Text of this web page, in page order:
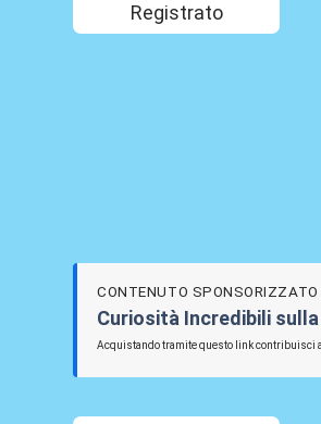
Registrato
CONTENUTO SPONSORIZZATO
Curiosità Incredibili
Acquistando tramite questo link contribuisci